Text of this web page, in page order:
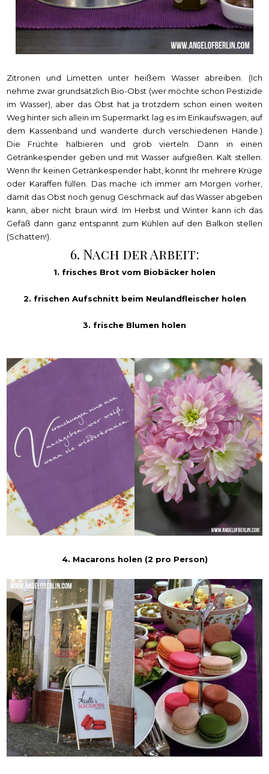
Zitronen und Limetten unter heißem Wasser abreiben. (Ich
nehme zwar grundsätzlich Bio-Obst (wer möchte schon Pestizide
im Wasser), aber das Obst hat ja trotzdem schon einen weiten
Weg hinter sich allein im Supermarkt lag es im Einkaufswagen, auf
dem Kassenband und wanderte durch verschiedenen Hände.)
Die Früchte halbieren und grob vierteln. Dann in einen
Getränkespender geben und mit Wasser aufgießen. Kalt stellen.
Wenn Ihr keinen Getränkespender habt, könnt Ihr mehrere Krüge
oder Karaffen füllen. Das mache ich immer am Morgen vorher,
damit das Obst noch genug Geschmack auf das Wasser abgeben
kann, aber nicht braun wird. Im Herbst und Winter kann ich das
Gefäß dann ganz entspannt zum Kühlen auf den Balkon stellen
(Schatten!).
6. Nach der Arbeit:
1. frisches Brot vom Biobäcker holen
2. frischen Aufschnitt beim Neulandfleischer holen
3. frische Blumen holen
4. Macarons holen (2 pro Person)